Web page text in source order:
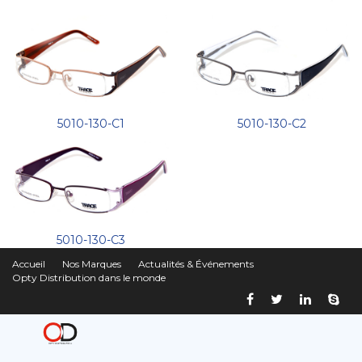
5010-130-C1 5010-130-C2
5010-130-C3
Accueil Nos Marques
Actualités & Événements
Opty Distribution dans le monde